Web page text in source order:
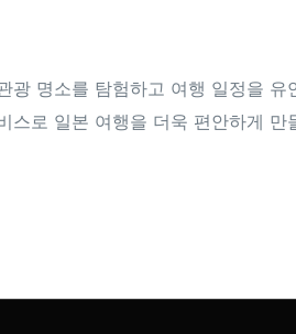
광 명소를 탐험하고 여행 일정을
스로 일본 여행을 더욱 편안하게